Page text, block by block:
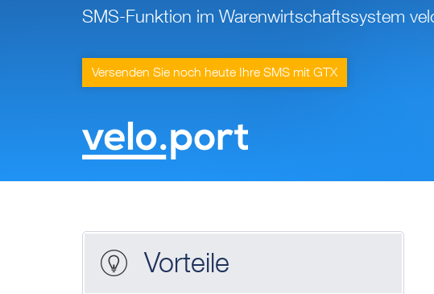
SMS-Funktion im Warenwirtschaftssystem
Versenden Sie noch heute Ihre SMS mit GTX
Vorteile